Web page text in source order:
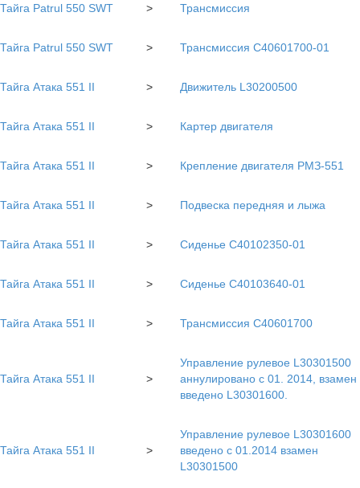
Тайга Patrul 550 SWT > Трансмиссия
Тайга Patrul 550 SWT > Трансмиссия С40601700-01
Тайга Атака 551 II > Движитель L30200500
Тайга Атака 551 II > Картер двигателя
Тайга Атака 551 II > Крепление двигателя РМЗ-551
Тайга Атака 551 II > Подвеска передняя и лыжа
Тайга Атака 551 II > Сиденье С40102350-01
Тайга Атака 551 II > Сиденье С40103640-01
Тайга Атака 551 II > Трансмиссия С40601700
Тайга Атака 551 II >
Управление рулевое L30301500
аннулировано с 01. 2014, взамен
введено L30301600.
Тайга Атака 551 II >
Управление рулевое L30301600
введено с 01.2014 взамен
L30301500